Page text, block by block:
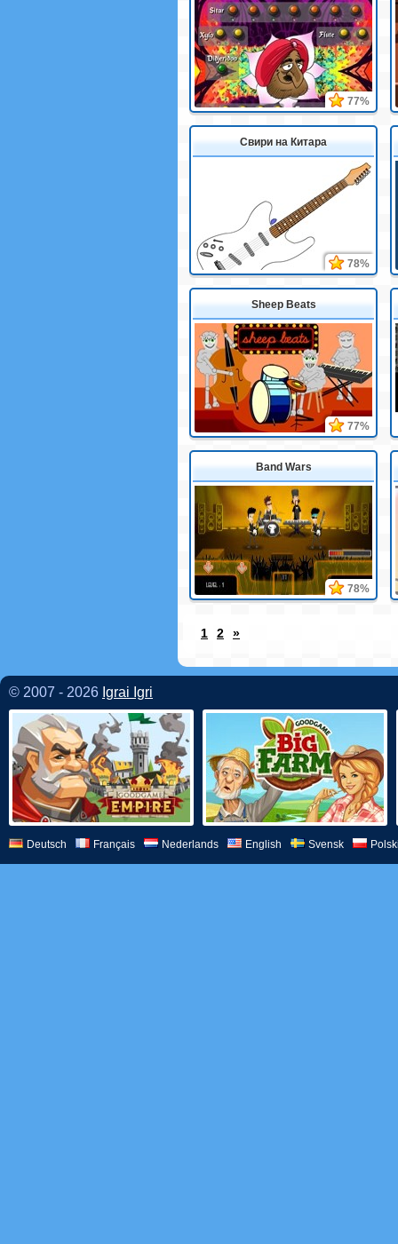
77%
Свири на Китара
78%
Sheep Beats
77%
Band Wars
78%
1 2 »
© 2007 - 2026 Igrai Igri
Deutsch Français Nederlands English Svensk